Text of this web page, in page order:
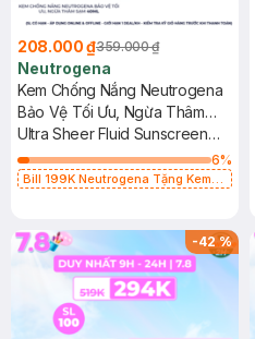
208.000 ₫359.000 ₫
Neutrogena
Kem Chống Nắng Neutrogena
Bảo Vệ Tối Ưu, Ngừa Thâm
Sạm 40ml
Ultra Sheer Fluid Sunscreen
Age Shield SPF50 Broad
Spectrum PA+++
6%
Bill 199K Neutrogena Tặng Kem
-42%